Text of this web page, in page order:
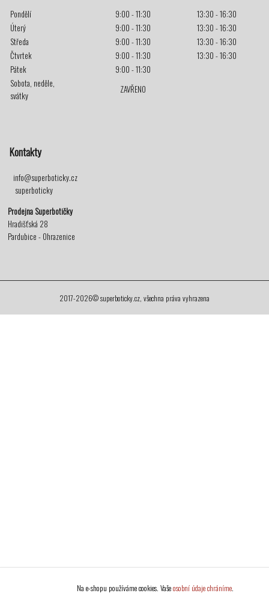
Pondělí 9:00 - 11:30
13:30 - 16:30
Úterý
9:00 - 11:30
13:30 - 16:30
Středa
9:00 - 11:30
13:30 - 16:30
Čtvrtek
9:00 - 11:30
13:30 - 16:30
Pátek
9:00 - 11:30
Sobota, neděle,
svátky
ZAVŘENO
Kontakty
info@superboticky.cz
superboticky
Prodejna Superbotičky
Hradišťská 28
Pardubice - Ohrazenice
2017-2026© superboticky.cz, všechna práva vyhrazena
Na e-shopu používáme cookies. Vašeosobní údaje chráníme.